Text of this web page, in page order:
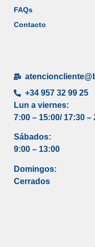
FAQs
Contacto
+34 957 32 99 25
Lun a viernes:
7:00 – 15:00/ 17:30 –
Sábados:
9:00 – 13:00
Domingos:
Cerrados